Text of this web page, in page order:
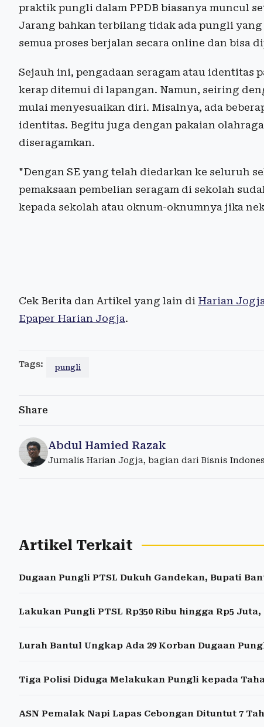
praktik pungli dalam PPDB biasanya muncul
Jarang bahkan terbilang tidak ada pungli
semua proses berjalan secara online dan bisa
Sejauh ini, pengadaan seragam atau identitas
kerap ditemui di lapangan. Namun, seiring
mulai menyesuaikan diri. Misalnya, ada
identitas. Begitu juga dengan pakaian
diseragamkan.
"Dengan SE yang telah diedarkan ke seluruh
pemaksaan pembelian seragam di sekolah
kepada sekolah atau oknum-oknumnya jika
Cek Berita dan Artikel yang lain di Harian Jogja
Epaper Harian Jogja.
Tags: pungli
Share
Abdul Hamied Razak
Jurnalis Harian Jogja, bagian dari Bisnis
Artikel Terkait
Dugaan Pungli PTSL Dukuh Gandekan, Bupati
Lakukan Pungli PTSL Rp350 Ribu hingga Rp5
Lurah Bantul Ungkap Ada 29 Korban Dugaan
Tiga Polisi Diduga Melakukan Pungli kepada
ASN Pemalak Napi Lapas Cebongan Dituntut 7